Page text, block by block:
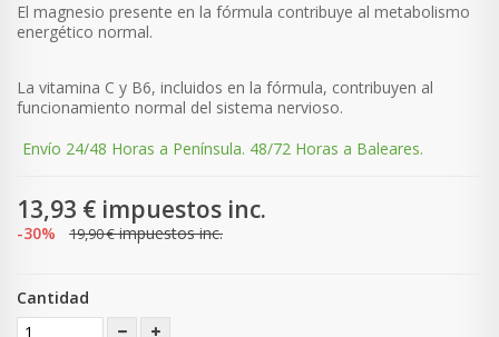
El magnesio presente en la fórmula contribuye al metabolismo
energético normal.
La vitamina C y B6, incluidos en la fórmula, contribuyen al
funcionamiento normal del sistema nervioso.
Envío 24/48 Horas a Península. 48/72 Horas a Baleares.
13,93 € impuestos inc.
-30% 19,90 €impuestos inc.
Cantidad